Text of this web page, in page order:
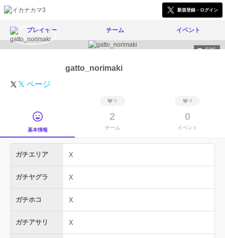
新規登録・ログイン
プレイヤー チーム イベント
535
gatto_norimaki
𝕏 ページ
基本情報
0
2
チーム
0
0
イベント
ガチエリア X
ガチヤグラ X
ガチホコ X
ガチアサリ X